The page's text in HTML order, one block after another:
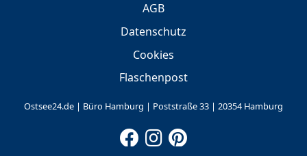
AGB
Datenschutz
Cookies
Flaschenpost
Ostsee24.de | Büro Hamburg | Poststraße 33 | 20354 Hamburg